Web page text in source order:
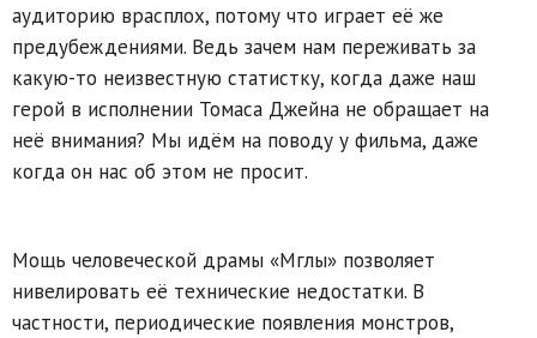
аудиторию врасплох, потому что играет её же
предубеждениями. Ведь зачем нам переживать за
какую-то неизвестную статистку, когда даже наш
герой в исполнении Томаса Джейна не обращает на
неё внимания? Мы идём на поводу у фильма, даже
когда он нас об этом не просит.
Мощь человеческой драмы «Мглы» позволяет
нивелировать её технические недостатки. В
частности, периодические появления монстров,